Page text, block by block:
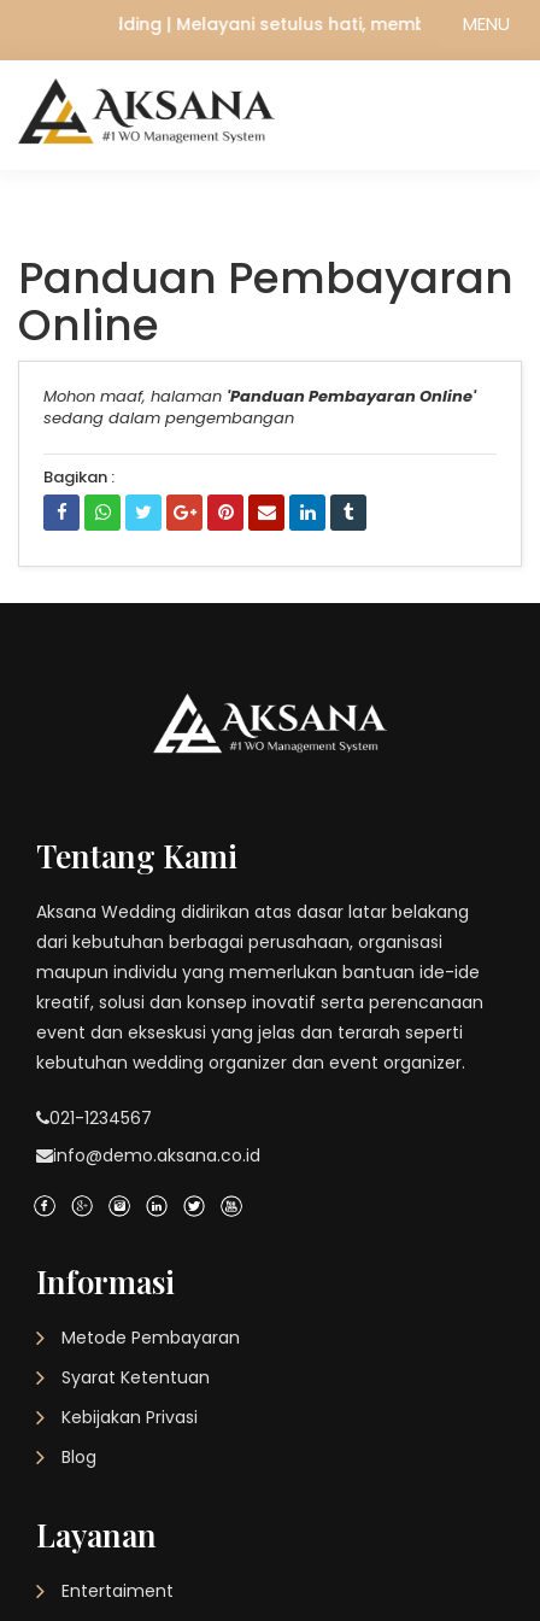
Wedding | Melayani setulus hati, memberikan yang
Panduan Pembayaran
Online
Mohon maaf, halaman 'Panduan Pembayaran Online'
sedang dalam pengembangan
Bagikan :
Tentang Kami
Aksana Wedding didirikan atas dasar latar belakang
dari kebutuhan berbagai perusahaan, organisasi
maupun individu yang memerlukan bantuan ide-ide
kreatif, solusi dan konsep inovatif serta perencanaan
event dan ekseskusi yang jelas dan terarah seperti
kebutuhan wedding organizer dan event organizer.
021-1234567
info@demo.aksana.co.id
Informasi
Metode Pembayaran
Syarat Ketentuan
Kebijakan Privasi
Blog
Layanan
Entertaiment
MENU